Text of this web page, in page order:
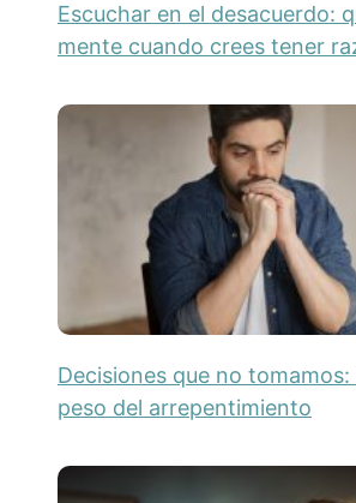
Escuchar en el desacuerdo:
mente cuando crees tener
Decisiones que no
peso del arrepentimiento